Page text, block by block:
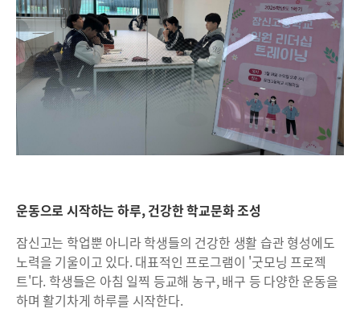
운동으로 시작하는 하루, 건강한 학교문화 조성
잠신고는 학업뿐 아니라 학생들의 건강한 생활 습관 형성에도
노력을 기울이고 있다. 대표적인 프로그램이 '굿모닝 프로젝
트'다. 학생들은 아침 일찍 등교해 농구, 배구 등 다양한 운동을
하며 활기차게 하루를 시작한다.